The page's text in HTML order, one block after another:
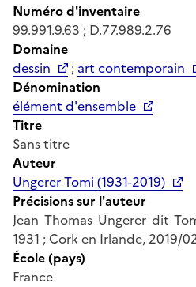
Numéro d'inventaire
99.991.9.63 ; D.77.989.2.76
Domaine
dessin
; art contemporain
Dénomination
élément d'ensemble
Titre
Sans titre
Auteur
Ungerer Tomi (1931-2019)
Précisions sur l'auteur
Jean Thomas Ungerer dit
1931 ; Cork en Irlande, 2019/
École (pays)
France